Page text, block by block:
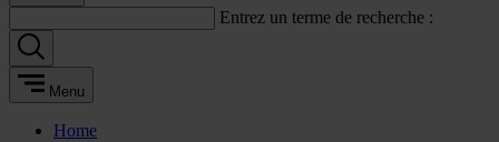
Entrez un terme de recherche :
Menu
Home